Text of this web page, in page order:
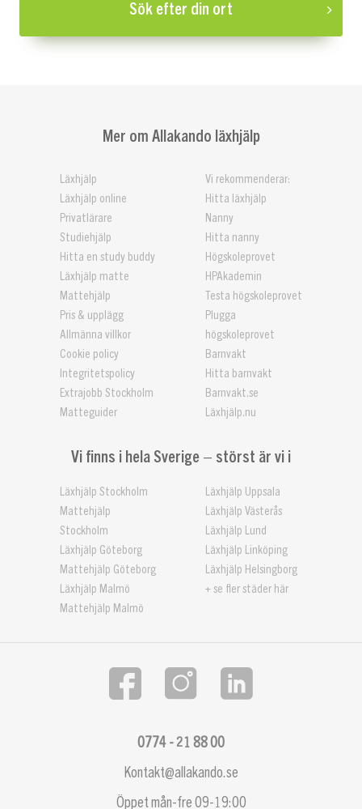
Sök efter din ort
Mer om Allakando läxhjälp
Läxhjälp
Läxhjälp online
Privatlärare
Studiehjälp
Hitta en study buddy
Läxhjälp matte
Mattehjälp
Pris & upplägg
Allmänna villkor
Cookie policy
Integritetspolicy
Extrajobb Stockholm
Matteguider
Vi rekommenderar:
Hitta läxhjälp
Nanny
Hitta nanny
Högskoleprovet
HPAkademin
Testa högskoleprovet
Plugga
högskoleprovet
Barnvakt
Hitta barnvakt
Barnvakt.se
Läxhjälp.nu
Vi finns i hela Sverige – störst är vi i
Läxhjälp Stockholm
Mattehjälp
Stockholm
Läxhjälp Göteborg
Mattehjälp Göteborg
Läxhjälp Malmö
Mattehjälp Malmö
Läxhjälp Uppsala
Läxhjälp Västerås
Läxhjälp Lund
Läxhjälp Linköping
Läxhjälp Helsingborg
+ se fler städer här
Kontakt@allakando.se
0774 - 21 88 00
Öppet mån-fre 09-19:00